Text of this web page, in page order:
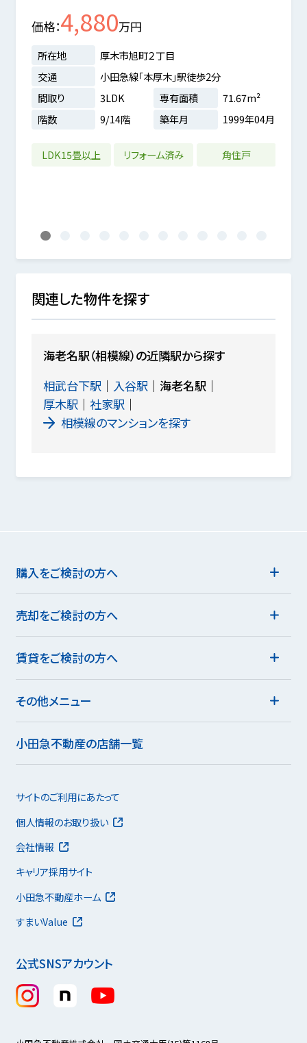
価格 4,880万円
所在地
厚木市旭町２丁目
交通
小田急線「本厚木」駅徒歩2分
間取り
3LDK 専有面積
71.67m²
階数
9/14階 築年月 1999年04月
LDK15畳以上 リフォーム済み 角住戸
1
関連した物件を探す
海老名駅（相模線）の近隣駅から探す
相武台下駅
入谷駅
海老名駅
厚木駅
社家駅
相模線のマンションを探す
購入をご検討の方へ
売却をご検討の方へ
賃貸をご検討の方へ
その他メニュー
小田急不動産の店舗一覧
公式SNSアカウント
サイトのご利用にあたって
個人情報のお取り扱い
会社情報
キャリア採用サイト
小田急不動産ホーム
すまいValue